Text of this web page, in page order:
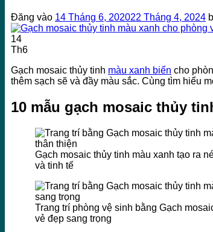
Đăng vào 14 Tháng 6, 202022 Tháng 4, 2024
14
Th6
Gạch mosaic thủy tinh màu xanh biển cho
thêm sạch sẽ và đầy màu sắc. Cùng tìm hiểu
10 mẫu gạch mosaic thủy
Gạch mosaic thủy tinh màu xanh tạo ra
và tinh tế
Trang trí phòng vệ sinh bằng Gạch
vẻ đẹp sang trọng